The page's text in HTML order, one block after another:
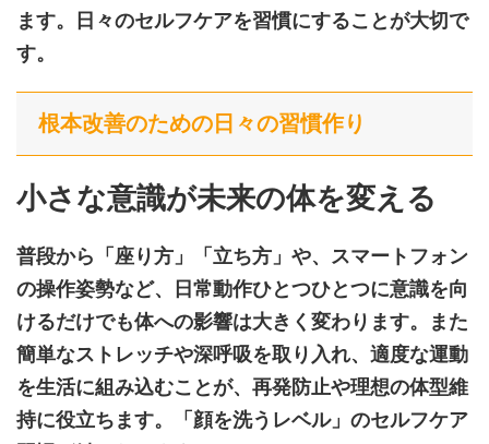
ます。日々のセルフケアを習慣にすることが大切で
す。
根本改善のための日々の習慣作り
小さな意識が未来の体を変える
普段から「座り方」「立ち方」や、スマートフォン
の操作姿勢など、日常動作ひとつひとつに意識を向
けるだけでも体への影響は大きく変わります。また
簡単なストレッチや深呼吸を取り入れ、適度な運動
を生活に組み込むことが、再発防止や理想の体型維
持に役立ちます。「顔を洗うレベル」のセルフケア